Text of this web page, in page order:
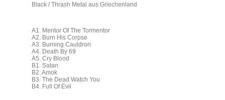
Black / Thrash Metal aus Griechenland
A1. Mentor Of The Tormentor
A2. Burn His Corpse
A3. Burning Cauldron
A4. Death By 69
A5. Cry Blood
B1. Satan
B2. Amok
B3. The Dead Watch You
B4. Full Of Evil